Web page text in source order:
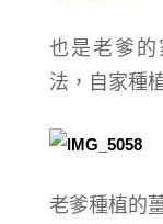
也是老爹
法，自家種
老爹種植的